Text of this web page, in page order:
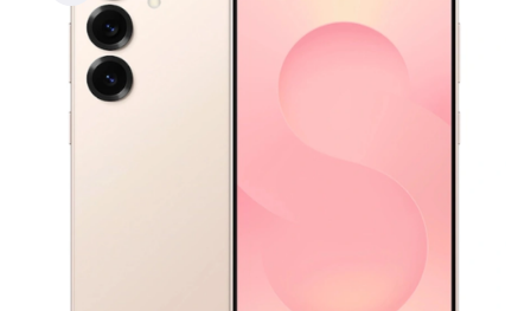
Контакты
Гарантия